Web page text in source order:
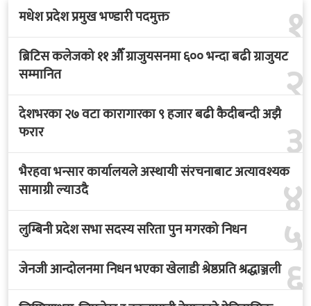
१
मधेश प्रदेश प्रमुख भण्डारी पदमुक्त
२
ब्रिटिस कलेजको ११ औँ ग्राजुयसनमा ६०० भन्दा बढी ग्राजुयट
सम्मानित
३
देशभरका २७ वटा कारागारका ९ हजार बढी कैदीबन्दी अझै
फरार
४
भैरहवा भन्सार कार्यालयले अस्थायी संरचनाबाट अत्यावश्यक
सामाग्री ल्याउदै
५
लुम्बिनी प्रदेश सभा सदस्य सरिता पुन मगरको निधन
६
जेनजी आन्दोलनमा निधन भएका खेलाडी श्रेष्ठप्रति श्रद्धाञ्जली